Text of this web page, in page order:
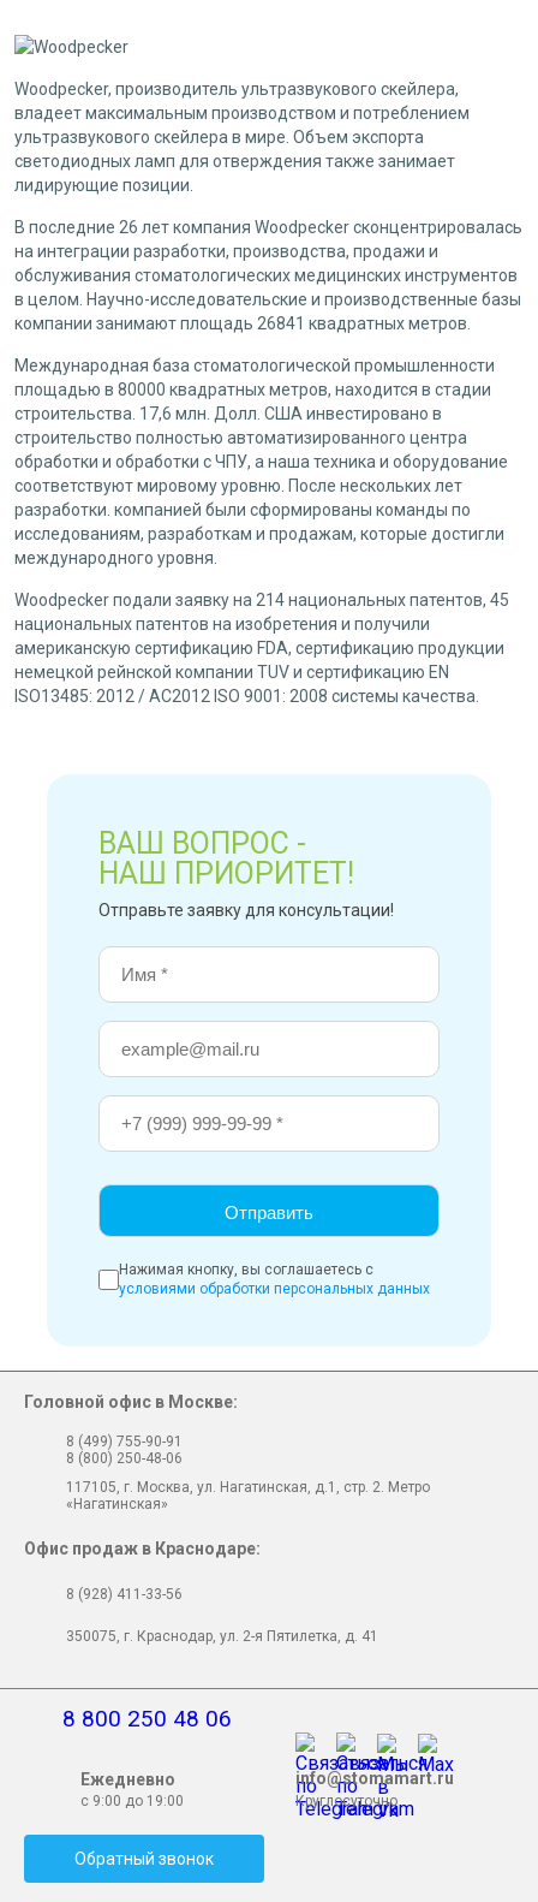
Woodpecker, производитель ультразвукового скейлера,
владеет максимальным производством и потреблением
ультразвукового скейлера в мире. Объем экспорта
светодиодных ламп для отверждения также занимает
лидирующие позиции.
В последние 26 лет компания Woodpecker сконцентрировалась
на интеграции разработки, производства, продажи и
обслуживания стоматологических медицинских инструментов
в целом. Научно-исследовательские и производственные базы
компании занимают площадь 26841 квадратных метров.
Международная база стоматологической промышленности
площадью в 80000 квадратных метров, находится в стадии
строительства. 17,6 млн. Долл. США инвестировано в
строительство полностью автоматизированного центра
обработки и обработки с ЧПУ, а наша техника и оборудование
соответствуют мировому уровню. После нескольких лет
разработки. компанией были сформированы команды по
исследованиям, разработкам и продажам, которые достигли
международного уровня.
Woodpecker подали заявку на 214 национальных патентов, 45
национальных патентов на изобретения и получили
американскую сертификацию FDA, сертификацию продукции
немецкой рейнской компании TUV и сертификацию EN
ISO13485: 2012 / AC2012 ISO 9001: 2008 системы качества.
ВАШ ВОПРОС -
НАШ ПРИОРИТЕТ!
Отправьте заявку для консультации!
Нажимая кнопку, вы соглашаетесь с
условиями обработки персональных данных
Стоматологические установки
3D томографы
Системы CAD CAM проектирования и сканеры
Бренды
Lambda S.p.A. Италия
3A MEDES
8 800 250 48 06
Ежедневно
с 9:00 до 19:00
info@stomamart.ru
Круглосуточно
Обратный звонок
Головной офис в Москве:
8 (499) 755-90-91
8 (800) 250-48-06
117105, г. Москва, ул. Нагатинская, д.1, стр. 2. Метро
«Нагатинская»
Офис продаж в Краснодаре:
8 (928) 411-33-56
350075, г. Краснодар, ул. 2-я Пятилетка, д. 41